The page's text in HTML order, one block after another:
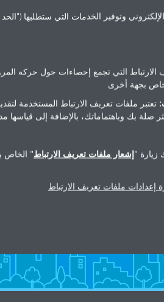
01555544400 | 01128855591
وتوفير الخدمات التي ستطلبها ("الحد
الارتباط التي تجمع إحصاءات حول حركة
بجهة أخرى
تعتبر ملفات تعريف الارتباط المستخدمة
صلة بك وباهتماماتك، بالإضافة إلى قياسها
زيارة "إشعار ملفات تعريف الارتباط" الخاص
إعدادات ملفات تعريف الارتباط